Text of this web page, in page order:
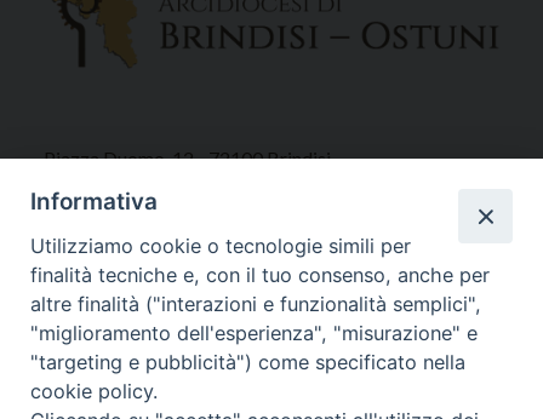
Piazza Duomo, 12 - 72100 Brindisi
Tel 0831.521958
Fax 0831.528315
Orari Curia
Mar. / Mer. / Giov. ore 9 - 13
nei mesi estivi solo Martedì ore 9 - 13
Informativa
Utilizziamo cookie o tecnologie simili per
finalità tecniche e, con il tuo consenso, anche per
altre finalità ("interazioni e funzionalità semplici",
"miglioramento dell'esperienza", "misurazione" e
"targeting e pubblicità") come specificato nella
cookie policy.